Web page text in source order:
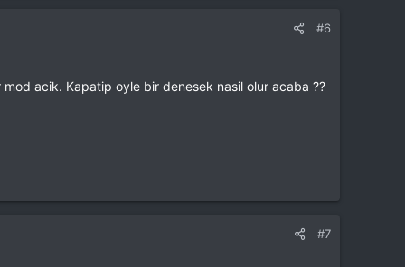
#6
acik. Kapatip oyle bir denesek nasil olur acaba ??
#7